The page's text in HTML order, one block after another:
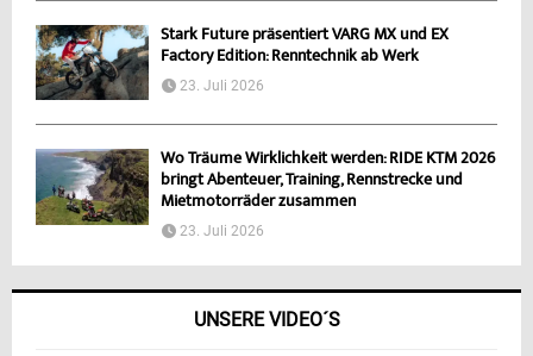
Stark Future präsentiert VARG MX und EX
Factory Edition: Renntechnik ab Werk
23. Juli 2026
Wo Träume Wirklichkeit werden: RIDE KTM 2026
bringt Abenteuer, Training, Rennstrecke und
Mietmotorräder zusammen
23. Juli 2026
UNSERE VIDEO´S